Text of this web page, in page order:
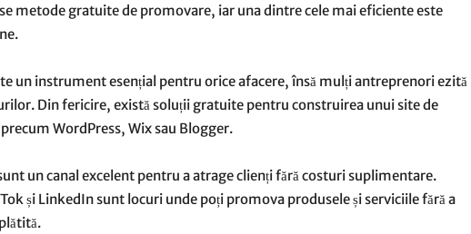
metode gratuite de promovare, iar una dintre cele mai eficiente este
un instrument esențial pentru orice afacere, însă mulți antreprenori ezită
Din fericire, există soluții gratuite pentru construirea unui site de
WordPress, Wix sau Blogger.
un canal excelent pentru a atrage clienți fără costuri suplimentare.
și LinkedIn sunt locuri unde poți promova produsele și serviciile fără a